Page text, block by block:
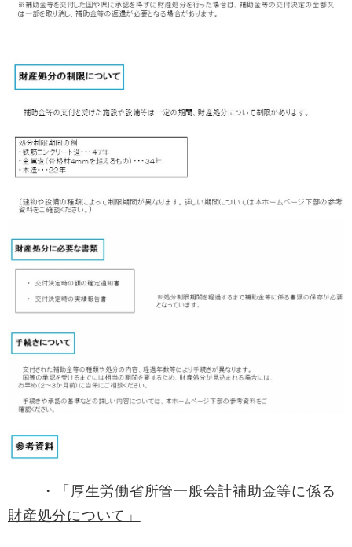
・
「厚生労働省所管一般会計補助金等に係る
財産処分について」